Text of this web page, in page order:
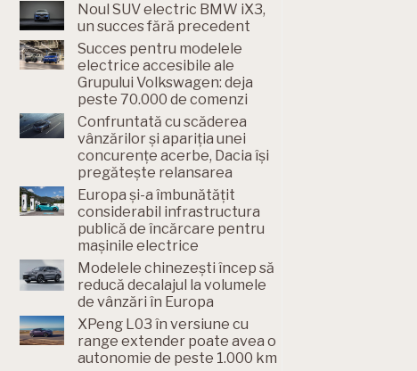
Noul SUV electric BMW iX3,
un succes fără precedent
Succes pentru modelele
electrice accesibile ale
Grupului Volkswagen: deja
peste 70.000 de comenzi
Confruntată cu scăderea
vânzărilor și apariția unei
concurențe acerbe, Dacia își
pregătește relansarea
Europa și-a îmbunătățit
considerabil infrastructura
publică de încărcare pentru
mașinile electrice
Modelele chinezești încep să
reducă decalajul la volumele
de vânzări în Europa
XPeng L03 în versiune cu
range extender poate avea o
autonomie de peste 1.000 km